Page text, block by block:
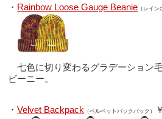
・ Rainbow Loose Gauge Beanie （レイ
七色に切り変わるグラデーション
ビーニー。
・Velvet Backpack （ベルベットバックパック）